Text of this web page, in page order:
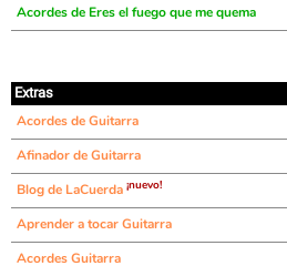
Acordes de Eres el fuego que me quema
Extras
Acordes de Guitarra
Afinador de Guitarra
Blog de LaCuerda ¡nuevo!
Aprender a tocar Guitarra
Acordes Guitarra